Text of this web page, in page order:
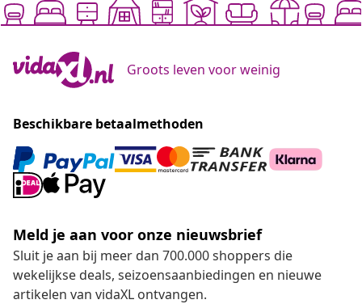
Groots leven voor weinig
Beschikbare betaalmethoden
Meld je aan voor onze nieuwsbrief
Sluit je aan bij meer dan 700.000 shoppers die
wekelijkse deals, seizoensaanbiedingen en nieuwe
artikelen van vidaXL ontvangen.